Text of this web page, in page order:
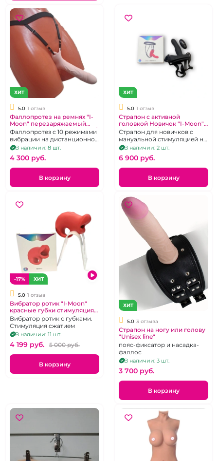
ХИТ
5.0 1 отзыв
Фаллопротез на ремнях "I-
Moon" перезаряжаемый
телесный с вибрацией на д/
у
Фаллопротез с 10 режимами
вибрации на дистанционном
управлении, на
регулируемых ремешках
В наличии: 8 шт.
4 300 pуб.
В корзину
ХИТ
5.0 1 отзыв
Страпон с активной
головкой Новичок "I-Moon"
черный на д/у
Страпон для новичков с
мануальной стимуляцией на
магнитной зарядке.
В наличии: 2 шт.
6 900 pуб.
В корзину
-17% ХИТ
5.0 1 отзыв
Вибратор ротик "I-Moon"
красные губки стимуляция
сжатием
Вибратор ротик с губками.
Стимуляция сжатием
В наличии: 11 шт.
4 199 pуб. 5 000 pуб.
В корзину
ХИТ
5.0 3 отзыва
Страпон на ногу или голову
"Unisex line"
пояс-фиксатор и насадка-
фаллос
В наличии: 3 шт.
3 700 pуб.
В корзину